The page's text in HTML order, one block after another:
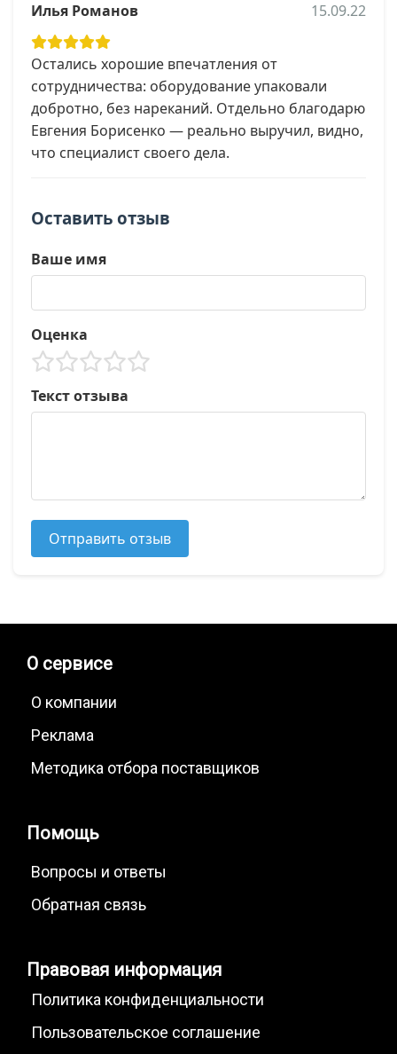
Илья Романов 15.09.22
Остались хорошие впечатления от
сотрудничества: оборудование упаковали
добротно, без нареканий. Отдельно благодарю
Евгения Борисенко — реально выручил, видно,
что специалист своего дела.
Оставить отзыв
Ваше имя
Оценка
Текст отзыва
Отправить отзыв
О сервисе
О компании
Реклама
Методика отбора поставщиков
Помощь
Вопросы и ответы
Обратная связь
Правовая информация
Политика конфиденциальности
Пользовательское соглашение